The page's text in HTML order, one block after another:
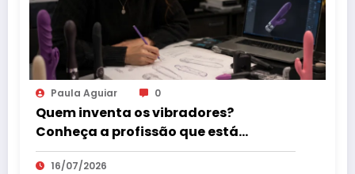
Paula Aguiar 0
Quem inventa os vibradores?
Conheça a profissão que está
revolucionando o mercado erótico
16/07/2026